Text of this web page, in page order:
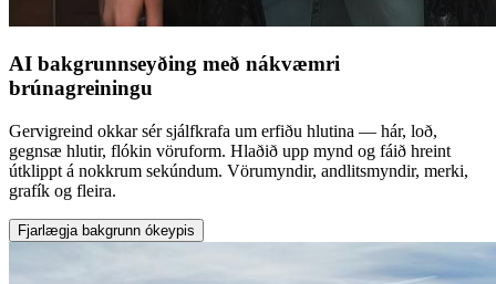
AI bakgrunnseyðing með nákvæmri
brúnagreiningu
Gervigreind okkar sér sjálfkrafa um erfiðu hlutina — hár, loð,
gegnsæ hlutir, flókin vöruform. Hlaðið upp mynd og fáið hreint
útklippt á nokkrum sekúndum. Vörumyndir, andlitsmyndir, merki,
grafík og fleira.
Fjarlægja bakgrunn ókeypis